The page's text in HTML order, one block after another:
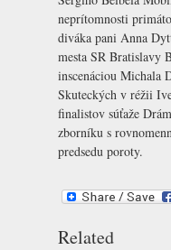
neprítomnosti
diváka pani Anna
mesta SR Bratislavy
inscenáciou Michala
Skuteckých v réžii
finalistov súťaže
zborníku s
predsedu poroty.
Related